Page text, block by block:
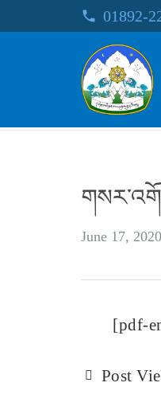
phone 01892-
June 17, 2020
[pdf-
Post